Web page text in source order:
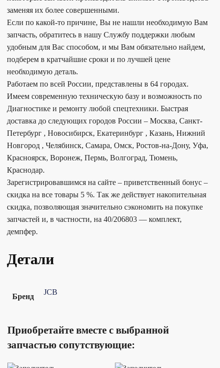
заменяя их более совершенными.
Если по какой-то причине, Вы не нашли необходимую Вам
запчасть, обратитесь в нашу Службу поддержки любым
удобным для Вас способом, и мы Вам обязательно найдем,
подберем в кратчайшие сроки и по лучшей цене
необходимую деталь.
Работаем по всей России, представлены в 64 городах.
Имеем современную техническую базу и возможность по
Диагностике и ремонту любой спецтехники. Быстрая
доставка до следующих городов России – Москва, Санкт-
Петербург , Новосибирск, Екатеринбург , Казань, Нижний
Новгород , Челябинск, Самара, Омск, Ростов-на-Дону, Уфа,
Красноярск, Воронеж, Пермь, Волгоград, Тюмень,
Краснодар.
Зарегистрировавшимся на сайте – приветственный бонус –
скидка на все товары 5 %. Так же действует накопительная
скидка, позволяющая значительно сэкономить на покупке
запчастей и, в частности, на 40/206803 — комплект,
демпфер.
Детали
Бренд
JCB
Приобретайте вместе с выбранной
запчастью сопутствующие: